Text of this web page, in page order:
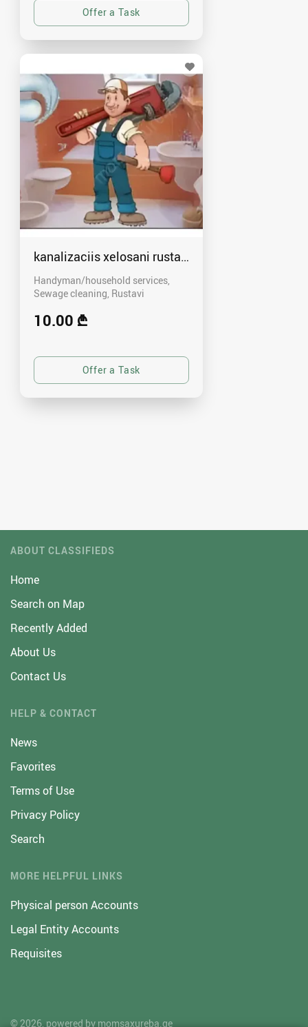
kanalizaciis xelosani rustavshi - 591 00 46 80
Handyman/household services,
Sewage cleaning Rustavi
10.00 ₾
ABOUT CLASSIFIEDS
Home
Search on Map
Recently Added
About Us
Contact Us
HELP & CONTACT
News
Favorites
Terms of Use
Privacy Policy
Search
MORE HELPFUL LINKS
Physical person Accounts
Legal Entity Accounts
Requisites
© 2026, powered by momsaxureba.ge